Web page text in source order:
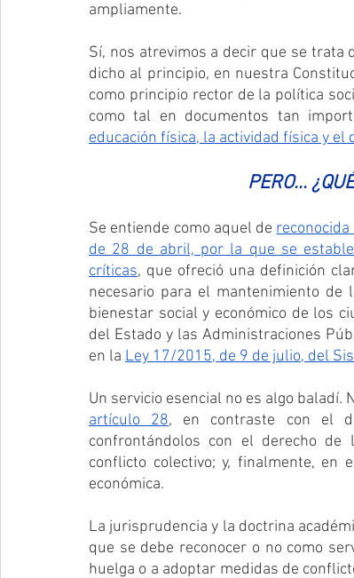
ampliamente.
Sí, nos atrevimos a decir que se trata
dicho al principio, en nuestra
como principio rector de la política
como tal en documentos tan
educación física, la actividad física y el
PERO...
Se entiende como aquel de
de 28 de abril, por la que se
críticas, que ofreció una definición
necesario para el mantenimiento de
bienestar social y económico de los
del Estado y las Administraciones
en la Ley 17/2015, de 9 de julio, del
artículo 28, en contraste con el
confrontándolos con el derecho
conflicto colectivo; y, finalmente, en
económica.
La jurisprudencia y la doctrina
que se debe reconocer o no como
huelga o a adoptar medidas de